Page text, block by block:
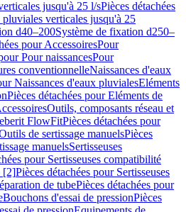
jusqu'à 25 l/sPièces détachées
verticales jusqu'à 25
d40–200Système de fixation d250–
pour AccessoiresPour
Pour naissancesPour
conventionnelleNaissances d'eaux
Naissances d'eaux pluvialesEléments
Pièces détachées pour Eléments de
Outils, composants réseau et
FlowFitPièces détachées pour
de sertissage manuelsPièces
manuelsSertisseuses
pour Sertisseuses compatibilité
[2]Pièces détachées pour Sertisseuses
de tubePièces détachées pour
Bouchons d'essai de pressionPièces